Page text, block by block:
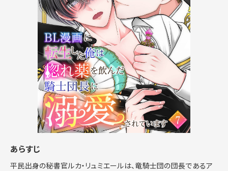
あらすじ
平民出身の秘書官ルカ・リュミエールは、竜騎士団の団長であるア